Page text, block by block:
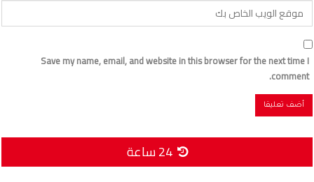
Save my name, email, and website in this browser for the next time I
comment.
24 ساعة